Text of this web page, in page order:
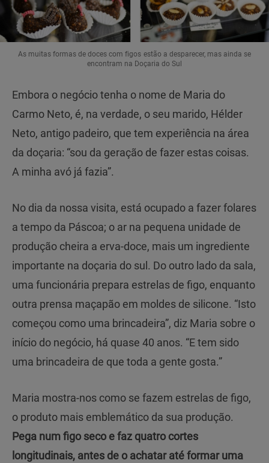
As muitas formas de doces com figos estão a desparecer, mas ainda se
encontram na Doçaria do Sul
Embora o negócio tenha o nome de Maria do
Carmo Neto, é, na verdade, o seu marido, Hélder
Neto, antigo padeiro, que tem experiência na área
da doçaria: “sou da geração de fazer estas coisas.
A minha avó já fazia”.
No dia da nossa visita, está ocupado a fazer folares
a tempo da Páscoa; o ar na pequena unidade de
produção cheira a erva-doce, mais um ingrediente
importante na doçaria do sul. Do outro lado da sala,
uma funcionária prepara estrelas de figo, enquanto
outra prensa maçapão em moldes de silicone. “Isto
começou como uma brincadeira”, diz Maria sobre o
início do negócio, há quase 40 anos. “E tem sido
uma brincadeira de que toda a gente gosta.”
Maria mostra-nos como se fazem estrelas de figo,
o produto mais emblemático da sua produção.
Pega num figo seco e faz quatro cortes
longitudinais, antes de o achatar até formar uma